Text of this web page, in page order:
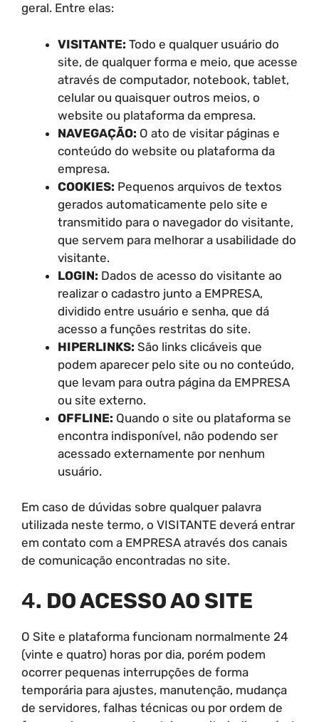
geral. Entre elas:
VISITANTE: Todo e qualquer usuário do
site, de qualquer forma e meio, que acesse
através de computador, notebook, tablet,
celular ou quaisquer outros meios, o
website ou plataforma da empresa.
NAVEGAÇÃO: O ato de visitar páginas e
conteúdo do website ou plataforma da
empresa.
COOKIES: Pequenos arquivos de textos
gerados automaticamente pelo site e
transmitido para o navegador do visitante,
que servem para melhorar a usabilidade do
visitante.
LOGIN: Dados de acesso do visitante ao
realizar o cadastro junto a EMPRESA,
dividido entre usuário e senha, que dá
acesso a funções restritas do site.
HIPERLINKS: São links clicáveis que
podem aparecer pelo site ou no conteúdo,
que levam para outra página da EMPRESA
ou site externo.
OFFLINE: Quando o site ou plataforma se
encontra indisponível, não podendo ser
acessado externamente por nenhum
usuário.
Em caso de dúvidas sobre qualquer palavra
utilizada neste termo, o VISITANTE deverá entrar
em contato com a EMPRESA através dos canais
de comunicação encontradas no site.
4. DO ACESSO AO SITE
O Site e plataforma funcionam normalmente 24
(vinte e quatro) horas por dia, porém podem
ocorrer pequenas interrupções de forma
temporária para ajustes, manutenção, mudança
de servidores, falhas técnicas ou por ordem de